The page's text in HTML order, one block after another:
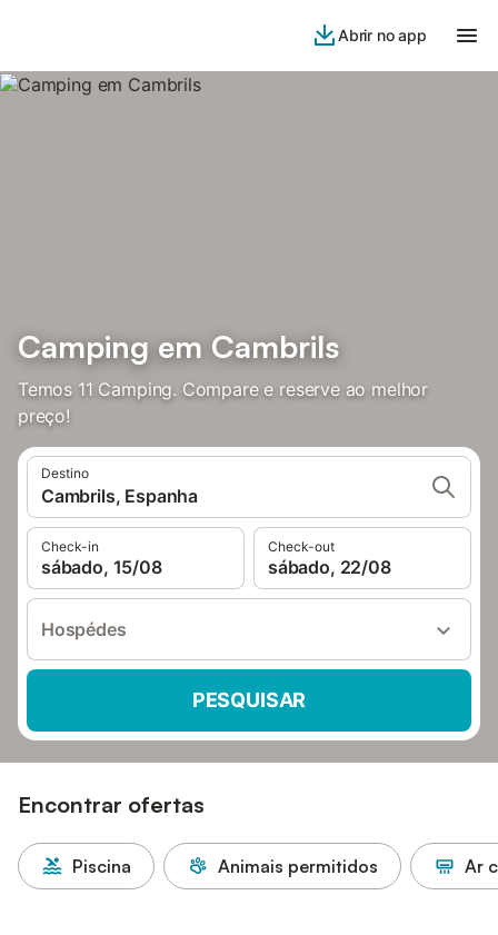
Abrir no app
Camping em Cambrils
Temos 11 Camping. Compare e reserve ao melhor
preço!
Destino
Cambrils, Espanha
Check-in
sábado, 15/08
Check-out
sábado, 22/08
Hospédes
PESQUISAR
Encontrar ofertas
Piscina Animais permitidos Ar